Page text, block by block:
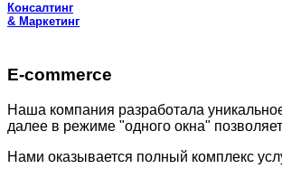
Консалтинг
& Маркетинг
Е-commercе
Наша компания разработала
далее в режиме "одного окна"
Нами оказывается полный комплекс